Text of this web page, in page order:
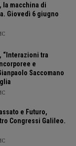
la macchina di
Giovedì 6 giugno
“Interazioni tra
e
Saccomano
e Futuro,
Congressi Galileo.